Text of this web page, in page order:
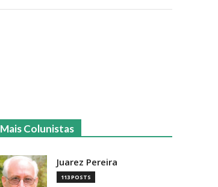
Mais Colunistas
Juarez Pereira
113 POSTS